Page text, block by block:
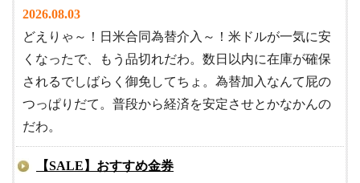
2026.08.03
どえりゃ～！日米合同為替介入～！米ドルが一気に安
くなったで、もう品切れだわ。数日以内に在庫が確保
されるでしばらく御免してちょ。為替加入なんて屁の
つっぱりだて。普段から経済を安定させとかなかんの
だわ。
【SALE】おすすめ金券